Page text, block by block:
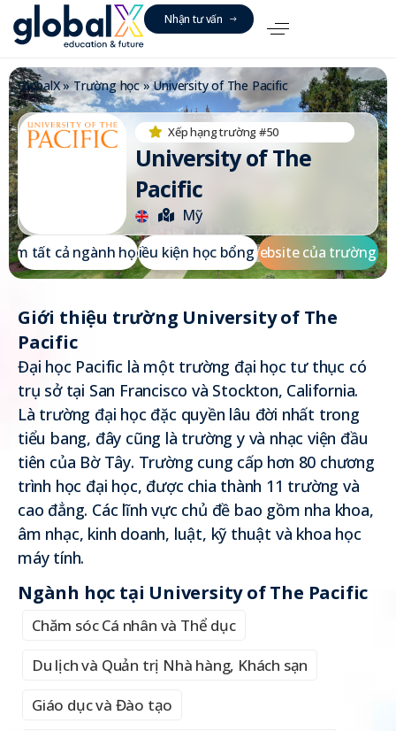
Nhận tưvấn
GlobalX»Trường học»University of The Pacific
Xếp hạng trường #50
University of The
Pacific
Mỹ
em tất cả ngành học
Điều kiện học bổng
Website của trường
Giới thiệu trường University of The
Pacific
Đại học Pacific là một trường đại học tư thục có
trụ sở tại San Francisco và Stockton, California.
Là trường đại học đặc quyền lâu đời nhất trong
tiểu bang, đây cũng là trường y và nhạc viện đầu
tiên của Bờ Tây. Trường cung cấp hơn 80 chương
trình học đại học, được chia thành 11 trường và
cao đẳng. Các lĩnh vực chủ đề bao gồm nha khoa,
âm nhạc, kinh doanh, luật, kỹ thuật và khoa học
máy tính.
Ngành học tại University of The Pacific
Chăm sóc Cá nhân và Thể dục
Du lịch và Quản trị Nhà hàng, Khách sạn
Giáo dục và Đào tạo